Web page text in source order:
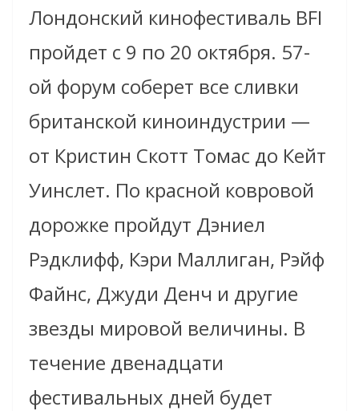
Лондонский кинофестиваль BFI
пройдет с 9 по 20 октября. 57-
ой форум соберет все сливки
британской киноиндустрии —
от Кристин Скотт Томас до Кейт
Уинслет. По красной ковровой
дорожке пройдут Дэниел
Рэдклифф, Кэри Маллиган, Рэйф
Файнс, Джуди Денч и другие
звезды мировой величины. В
течение двенадцати
фестивальных дней будет